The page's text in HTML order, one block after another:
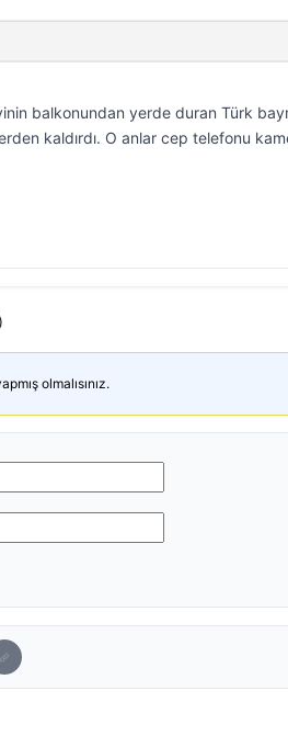
balkonundan yerde duran Türk
kaldırdı. O anlar cep telefonu
olmalısınız.